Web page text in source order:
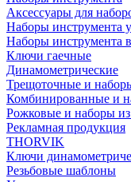
Аксессуары для
Наборы инструмента
Наборы инструмента
Ключи гаечные
Динамометрические
Трещоточные и
Комбинированные и
Рожковые и наборы
Рекламная продукция
THORVIK
Ключи
Резьбовые шаблоны